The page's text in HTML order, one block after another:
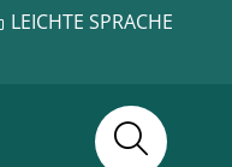
LEICHTE SPRACHE